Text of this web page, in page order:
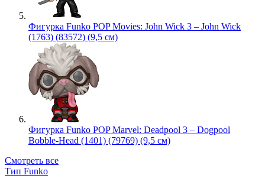
Фигурка Funko POP Movies: John Wick 3 – John Wick
(1763) (83572) (9,5 см)
Фигурка Funko POP Marvel: Deadpool 3 – Dogpool
Bobble-Head (1401) (79769) (9,5 см)
Смотреть все
Тип Funko